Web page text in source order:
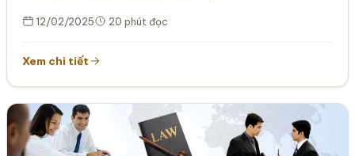
12/02/2025 20 phút đọc
Xem chi tiết